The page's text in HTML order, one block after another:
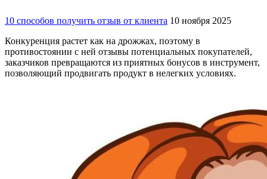
10 способов получить отзыв от клиента 10 ноября 2025
Конкуренция растет как на дрожжах, поэтому в
противостоянии с ней отзывы потенциальных покупателей,
заказчиков превращаются из приятных бонусов в инструмент,
позволяющий продвигать продукт в нелегких условиях.